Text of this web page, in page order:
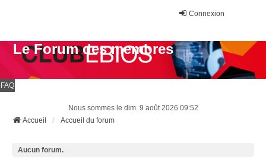
Connexion
Le Forum des membres
FAQ
Nous sommes le dim. 9 août 2026 09:52
Accueil
Accueil du forum
Aucun forum.